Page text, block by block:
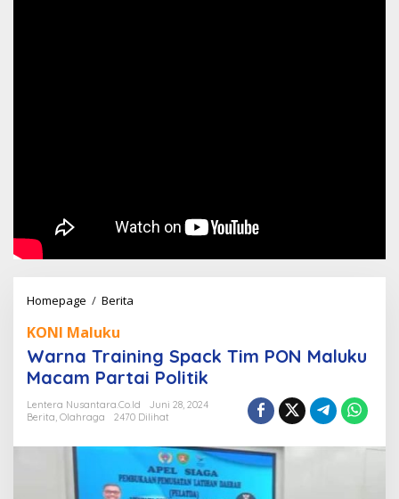
Homepage / Berita
Tim
PON
Maluku
Macam
Politik
KONI Maluku
Warna Training Spack Tim PON Maluku
Macam Partai Politik
Lentera Nusantara.Co.Id
Juni 28, 2024
Berita Olahraga 2470 Dilihat